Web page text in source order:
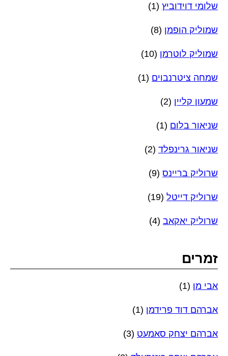
שלומי דוידוביץ (1)
שמוליק הופמן (8)
שמוליק לוטרמן (10)
שמחה ציטרנבוים (1)
שמעון קליין (2)
שניאור בלום (1)
שניאור גרינפלד (2)
שרוליק בריינס (9)
שרוליק דייטל (19)
שרוליק יאקאב (4)
זמרים
אבי מן (1)
אברהם דוד פרידמן (1)
אברהם יצחק סאמעט (3)